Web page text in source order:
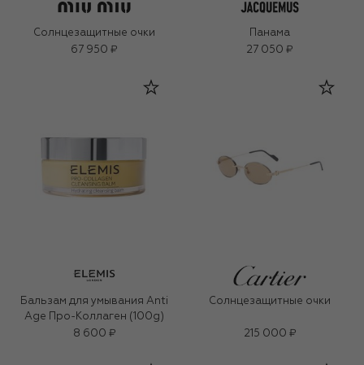
Солнцезащитные очки
67 950 ₽
Панама
27 050 ₽
Бальзам для умывания Anti
Age Про-Коллаген (100g)
8 600 ₽
Солнцезащитные очки
215 000 ₽